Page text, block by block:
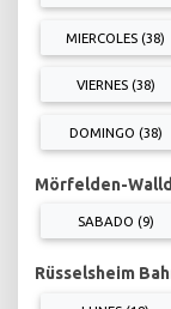
MIERCOLES (38)
VIERNES (38)
DOMINGO (38)
Mörfelden-
SABADO (9)
Rüsselsheim